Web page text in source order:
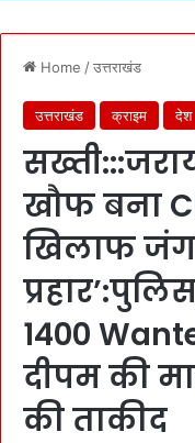
Home /उत्तराखंड
उत्तराखंड क्राइम देश
खौफ बना
खिलाफ जंग
1400
दीपम की
की ताकीद